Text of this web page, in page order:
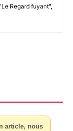
Regard fuyant",
article, nous